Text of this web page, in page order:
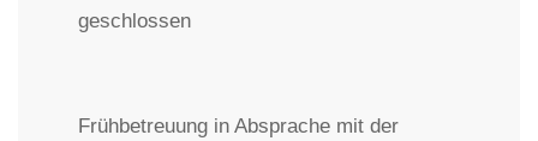
geschlossen
Frühbetreuung in Absprache mit der